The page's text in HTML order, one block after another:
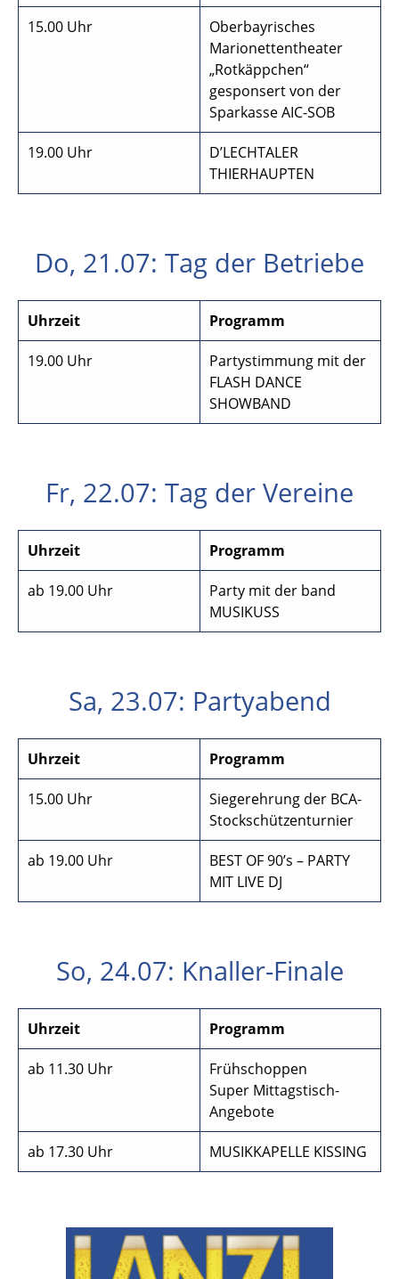
15.00 Uhr
Oberbayrisches
Marionettentheater
„Rotkäppchen“
gesponsert von der
Sparkasse AIC-SOB
19.00 Uhr
D’LECHTALER
THIERHAUPTEN
Do, 21.07: Tag der Betriebe
Uhrzeit Programm
19.00 Uhr
Partystimmung mit der
FLASH DANCE
SHOWBAND
Fr, 22.07: Tag der Vereine
Uhrzeit Programm
ab 19.00 Uhr
Party mit der band
MUSIKUSS
Sa, 23.07: Partyabend
Uhrzeit Programm
15.00 Uhr
Siegerehrung der BCA-
Stockschützenturnier
ab 19.00 Uhr
BEST OF 90’s – PARTY
MIT LIVE DJ
So, 24.07: Knaller-Finale
Uhrzeit Programm
ab 11.30 Uhr
Frühschoppen
Super Mittagstisch-
Angebote
ab 17.30 Uhr MUSIKKAPELLE KISSING